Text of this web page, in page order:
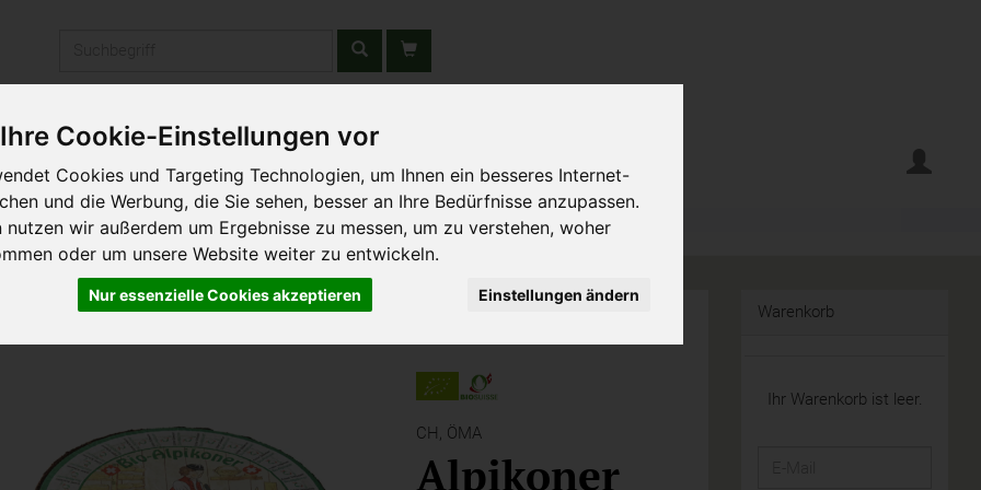
Cookie-Einstellungen vor
Cookies und Targeting Technologien, um Ihnen ein besseres Internet-
und die Werbung, die Sie sehen, besser an Ihre Bedürfnisse anzupassen.
nutzen wir außerdem um Ergebnisse zu messen, um zu verstehen, woher
oder um unsere Website weiter zu entwickeln.
Nur essenzielle Cookies akzeptieren Einstellungen ändern
& Schulen Liefergebiet Wochenmarkt
CH, ÖMA
Alpikoner
Warenkorb
Ihr Warenkorb ist leer.